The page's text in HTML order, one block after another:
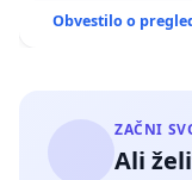
Obvestilo o
ZAČNI
Ali